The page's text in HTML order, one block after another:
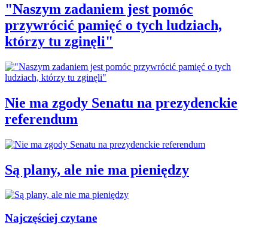
"Naszym zadaniem jest pomóc
przywrócić pamięć o tych ludziach,
którzy tu zginęli"
Nie ma zgody Senatu na prezydenckie
referendum
Są plany, ale nie ma pieniędzy
Najczęściej czytane